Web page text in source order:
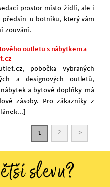
prostor místo židlí, ale i
předsíni u botníku, který vám
zouvání.
outletu s nábytkem a
pobočka vybraných
a designových outletů,
a bytové doplňky, má
zásoby. Pro zákazníky z
1 2 >
slevu?